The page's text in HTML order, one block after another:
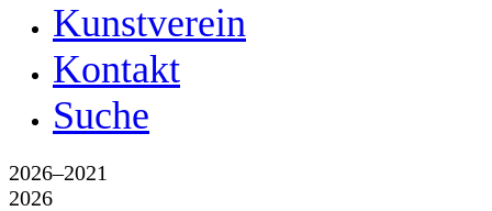
Kunstverein
Kontakt
Suche
2026–2021
2026